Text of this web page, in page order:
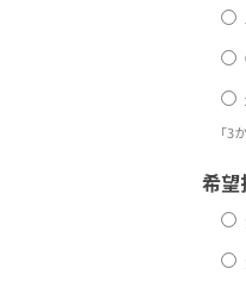
「3
希望